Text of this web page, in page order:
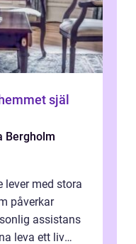
själ
Bergholm
lever med stora
påverkar
assistans
leva ett liv